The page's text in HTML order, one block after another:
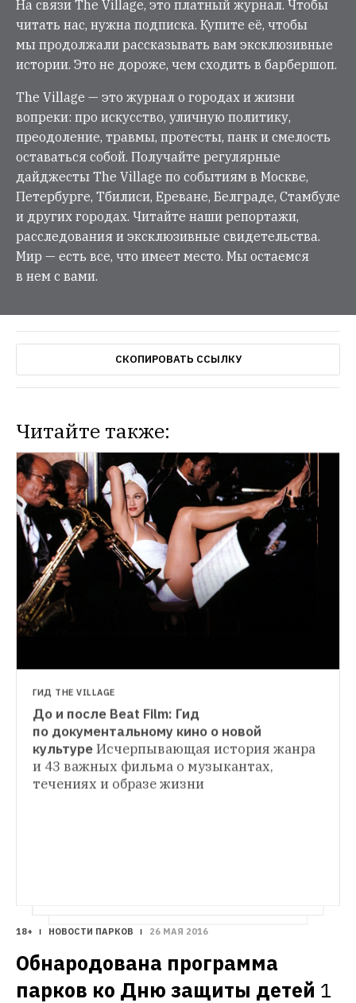
На связи The Village, это платный журнал. Чтобы
читать нас, нужна подписка. Купите её, чтобы
мы продолжали рассказывать вам эксклюзивные
истории. Это не дороже, чем сходить в барбершоп.
The Village — это журнал о городах и жизни
вопреки: про искусство, уличную политику,
преодоление, травмы, протесты, панк и смелость
оставаться собой. Получайте регулярные
дайджесты The Village по событиям в Москве,
Петербурге, Тбилиси, Ереване, Белграде, Стамбуле
и других городах. Читайте наши репортажи,
расследования и эксклюзивные свидетельства.
Мир — есть все, что имеет место. Мы остаемся
в нем с вами.
СКОПИРОВАТЬ ССЫЛКУ
Читайте также:
ГОРОД
Минкультуры готовит «Евразийский
Когда появится новая
кинопремия, пока неизвестно
Beat Film Festival, летний сезон в «НИИ» и
третий сезон «Сладкой жизни» События,
сериалы, книги и музыка на выходные
ГИД THE VILLAGE
До и после Beat Film: Гид
по документальному кино о новой
культуре Исчерпывающая история жанра
и 43 важных фильма о музыкантах,
течениях и образе жизни
18+ НОВОСТИ ПАРКОВ 26 МАЯ 2016
Обнародована программа
парков ко Дню защиты детей 1